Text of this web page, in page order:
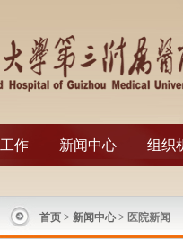
作 新闻中心 组织
首页 > 新闻中心 > 医院新闻